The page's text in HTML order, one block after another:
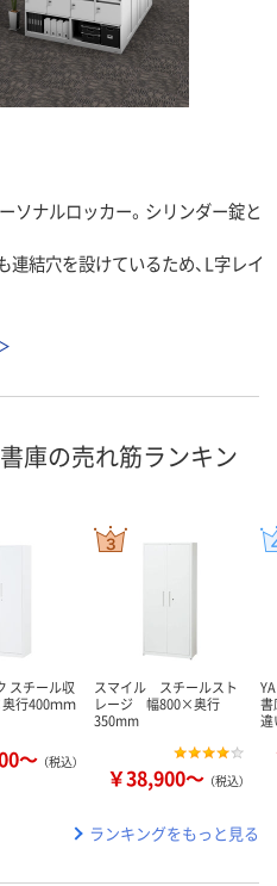
ソナルロッカー。シリンダー錠と
連結穴を設けているため、L字レイ
庫の売れ筋ランキン
スチール収
行400ｍｍ
～ （税込）
スマイル スチールスト
レージ 幅800×奥行
350mm
￥38,900～ （税込）
書
ランキングをもっと見る